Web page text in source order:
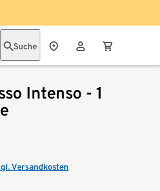
Suche
Intenso - 1
Versandkosten